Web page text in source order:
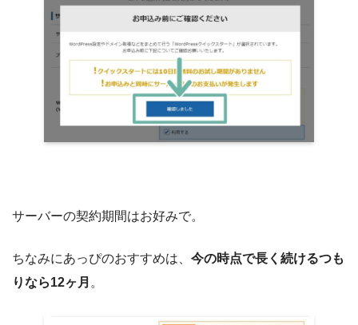
サーバーの契約期間はお好みで。
ちなみにあっぴのおすすめは、 今の時点で長く続けるつも
りなら12ヶ月 。